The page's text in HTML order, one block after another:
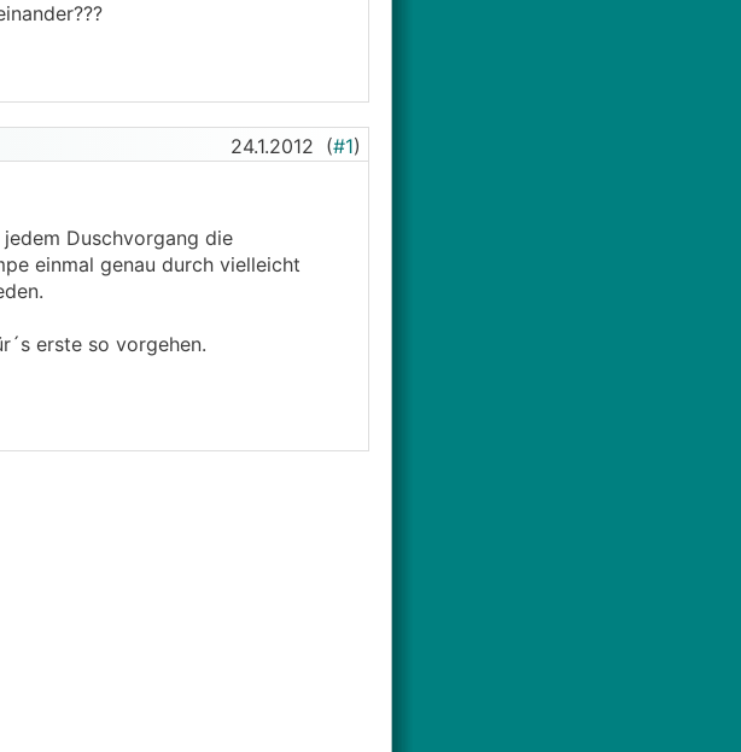
24.1.2012 (#1)
Duschvorgang die
einmal genau durch vielleicht
erste so vorgehen.